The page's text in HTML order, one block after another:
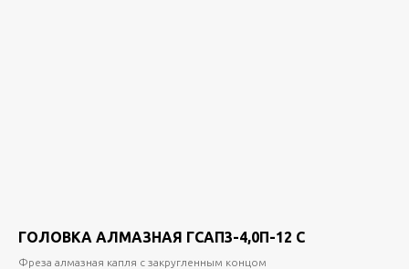
ГОЛОВКА АЛМАЗНАЯ ГСАП3-4,0П-12 С
Фреза алмазная капля с закругленным концом